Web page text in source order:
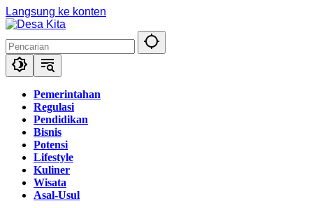
Langsung ke konten
Pemerintahan
Regulasi
Pendidikan
Bisnis
Potensi
Lifestyle
Kuliner
Wisata
Asal-Usul